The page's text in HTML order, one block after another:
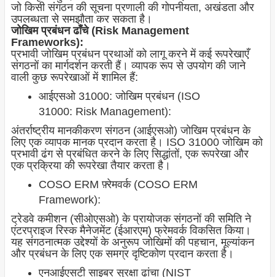
जो किसी संगठन की सूचना प्रणाली की गोपनीयता, अखंडता और
उपलब्धता से समझौता कर सकता है।
जोखिम प्रबंधन ढाँचे (Risk Management
Frameworks):
प्रभावी जोखिम प्रबंधन प्रथाओं को लागू करने में कई रूपरेखाएँ
संगठनों का मार्गदर्शन करती हैं। व्यापक रूप से उपयोग की जाने
वाली कुछ रूपरेखाओं में शामिल हैं:
आईएसओ 31000: जोखिम प्रबंधन (ISO
31000: Risk Management):
अंतर्राष्ट्रीय मानकीकरण संगठन (आईएसओ) जोखिम प्रबंधन के
लिए एक व्यापक मानक प्रदान करता है। ISO 31000 जोखिम को
प्रभावी ढंग से प्रबंधित करने के लिए सिद्धांतों, एक रूपरेखा और
एक प्रक्रिया की रूपरेखा तैयार करता है।
COSO ERM फ़्रेमवर्क (COSO ERM
Framework):
ट्रेडवे कमीशन (सीओएसओ) के प्रायोजक संगठनों की समिति ने
एंटरप्राइज रिस्क मैनेजमेंट (ईआरएम) फ्रेमवर्क विकसित किया।
यह संगठनात्मक उद्देश्यों के अनुरूप जोखिमों की पहचान, मूल्यांकन
और प्रबंधन के लिए एक समग्र दृष्टिकोण प्रदान करता है।
एनआईएसटी साइबर सुरक्षा ढांचा (NIST